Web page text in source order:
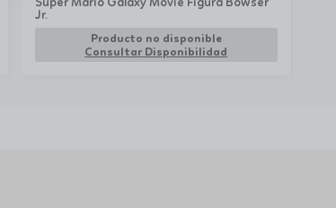
Jr.
Producto no disponible
Consultar Disponibilidad